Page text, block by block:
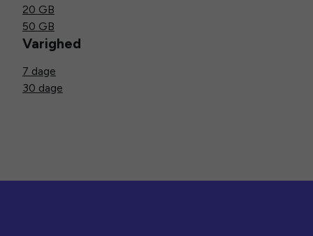
20 GB
50 GB
Varighed
7 dage
30 dage